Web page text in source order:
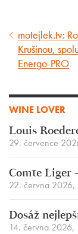
článek
motejlek.tv:
Krušinou,
Energo-PRO
WINE LOVER
Louis
29. července
Comte Liger
22. června 2026,
Dosáž
14. června 2026,